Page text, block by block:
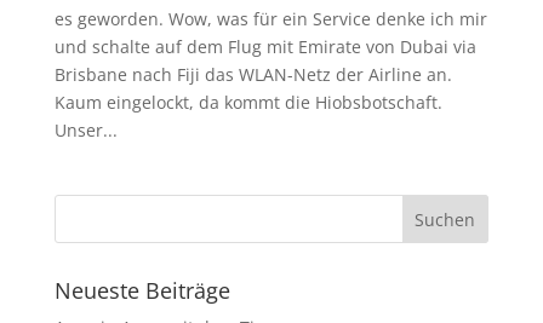
es geworden. Wow, was für ein Service denke ich mir
und schalte auf dem Flug mit Emirate von Dubai via
Brisbane nach Fiji das WLAN-Netz der Airline an.
Kaum eingelockt, da kommt die Hiobsbotschaft.
Unser...
Neueste Beiträge